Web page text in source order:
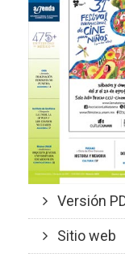
Versión
Sitio web